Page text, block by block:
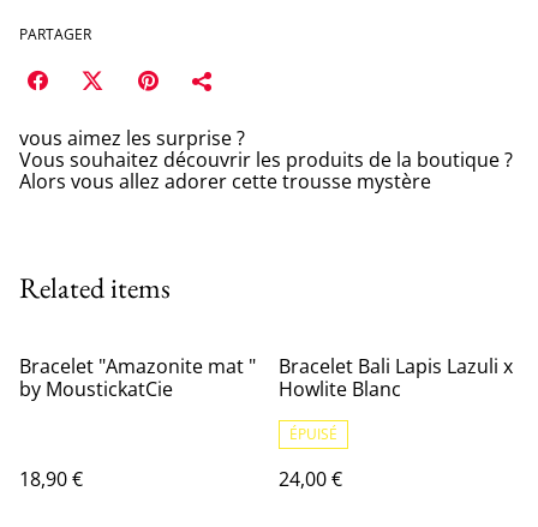
PARTAGER
vous aimez les surprise ?
Vous souhaitez découvrir les produits de la boutique ?
Alors vous allez adorer cette trousse mystère
Related items
Bracelet "Amazonite mat "
by MoustickatCie
18,90 €
Bracelet Bali Lapis Lazuli x
Howlite Blanc
ÉPUISÉ
24,00 €